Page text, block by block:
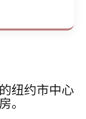
纽约市中心
。